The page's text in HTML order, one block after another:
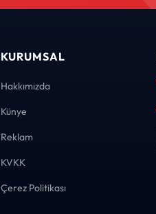
KURUMSAL
Hakkımızda
Künye
Reklam
KVKK
Çerez Politikası